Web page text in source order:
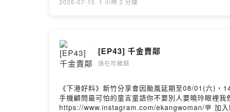
2026-07-15 · 1 小時 2 分鐘
[EP43] 千金賣鄰
鴿在吹雞歸
《下港好料》新竹分享會因颱風延期至08/01(六)
手機顧問最可怕的童言童語你不要別人要曉玲眼裡
https://www.instagram.com/ekangwoman/💬 加